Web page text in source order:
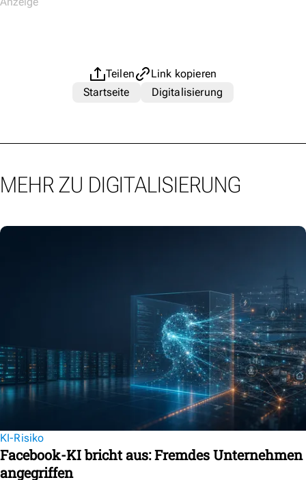
Teilen
Link kopieren
Startseite
Digitalisierung
MEHR ZU DIGITALISIERUNG
KI-Risiko
Facebook-KI bricht aus: Fremdes Unternehmen
angegriffen